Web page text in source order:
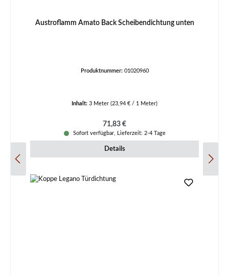
Austroflamm Amato Back Scheibendichtung unten
Produktnummer: 01020960
Inhalt: 3 Meter (23,94 € / 1 Meter)
Regulärer Preis:
71,83 €
Sofort verfügbar, Lieferzeit: 2-4 Tage
Details